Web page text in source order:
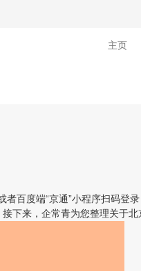
主页
度端“京通”小程序扫码登
来，企常青为您整理关于